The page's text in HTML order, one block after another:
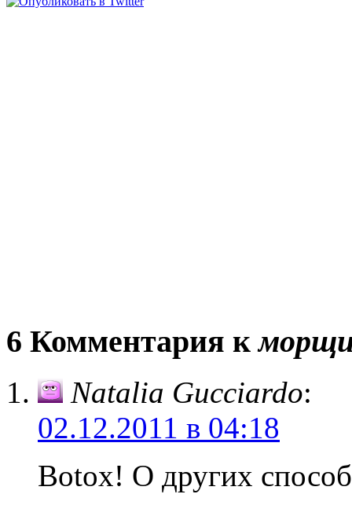
6 Комментария к
Natalia Gucciardo:
02.12.2011 в 04:18
Botox! О других